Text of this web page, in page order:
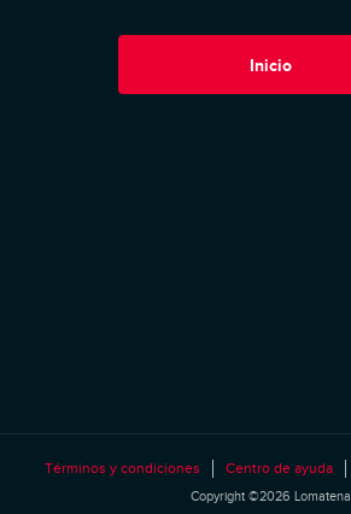
Inicio
Términos y condiciones Centro de ayuda
Copyright ©2026 Lomatena